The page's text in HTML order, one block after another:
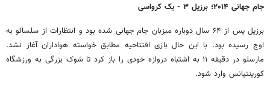
جام جهانی ۲۰۱۴؛ برزیل ۳ - یک کرواسی
برزیل پس از ۶۴ سال دوباره میزبان جام جهانی شده بود و انتظارات از سلسائو به
اوج رسیده بود. با این حال بازی افتتاحیه مطابق خواسته هواداران آغاز نشد.
مارسلو در دقیقه ۱۱ به اشتباه دروازه خودی را باز کرد تا شوک بزرگی به ورزشگاه
کورینتیانس وارد شود.